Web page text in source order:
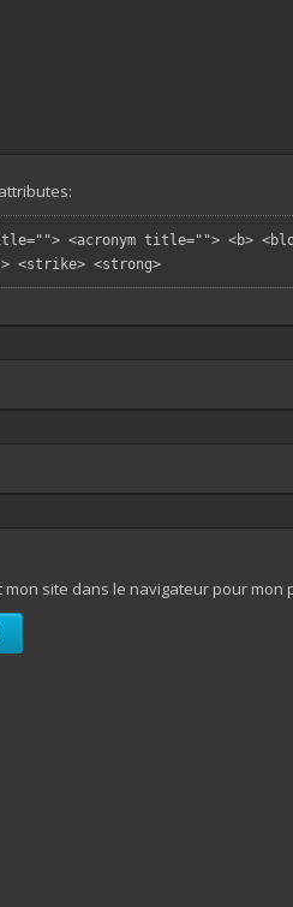
<acronym title=""> <b>
<strike> <strong>
mon site dans le navigateur pour mon